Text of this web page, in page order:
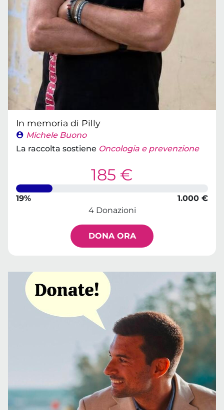
In memoria di Pilly
Michele Buono
La raccolta sostiene Oncologia e prevenzione
185 €
19%
1.000 €
4 Donazioni
DONA ORA